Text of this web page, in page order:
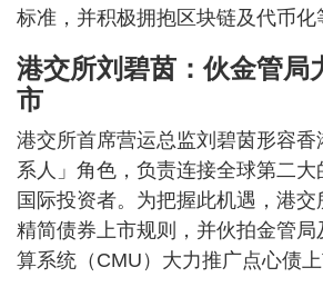
标准，并积极拥抱区块链及代币化
港交所刘碧茵：伙金管局
市
港交所首席营运总监刘碧茵形容香
系人」角色，负责连接全球第二
国际投资者。为把握此机遇，港
精简债券上市规则，并伙拍金管
算系统（CMU）大力推广点心债上